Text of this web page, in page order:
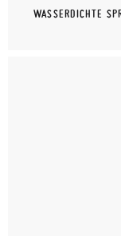
WASSERDICHTE